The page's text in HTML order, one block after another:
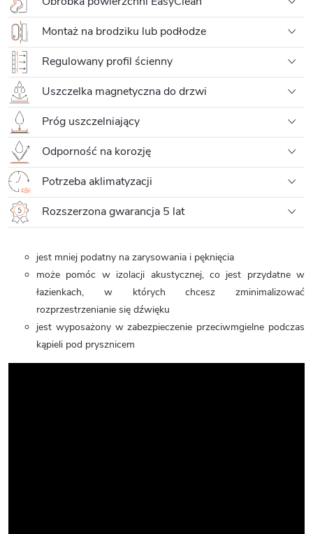
Montaż na brodziku lub podłodze
Regulowany profil ścienny
Uszczelka magnetyczna do drzwi
Próg uszczelniający
Odporność na korozję
Potrzeba aklimatyzacji
Rozszerzona gwarancja 5 lat
jest mniej podatny na zarysowania i pęknięcia
może pomóc w izolacji akustycznej, co jest przydatne w
łazienkach, w których chcesz zminimalizować
rozprzestrzenianie się dźwięku
jest wyposażony w zabezpieczenie przeciwmgielne podczas
kąpieli pod prysznicem